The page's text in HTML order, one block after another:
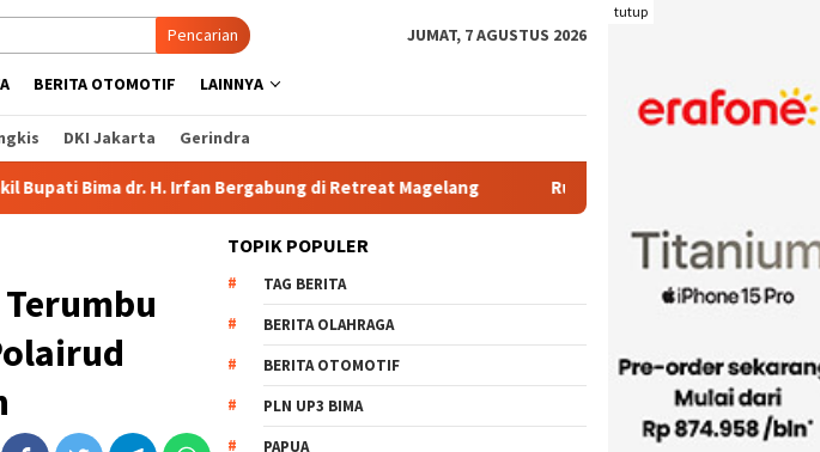
tutup
Pencarian JUMAT, 7 AGUSTUS 2026
BERITA OTOMOTIF LAINNYA
DKI Jakarta Gerindra
Bergabung di Retreat Magelang Rutan Kelas IIB Raba Bima Sambut Kunjungan Pj. Wali
TOPIK POPULER
TAG BERITA
BERITA OLAHRAGA
BERITA OTOMOTIF
PLN UP3 BIMA
PAPUA